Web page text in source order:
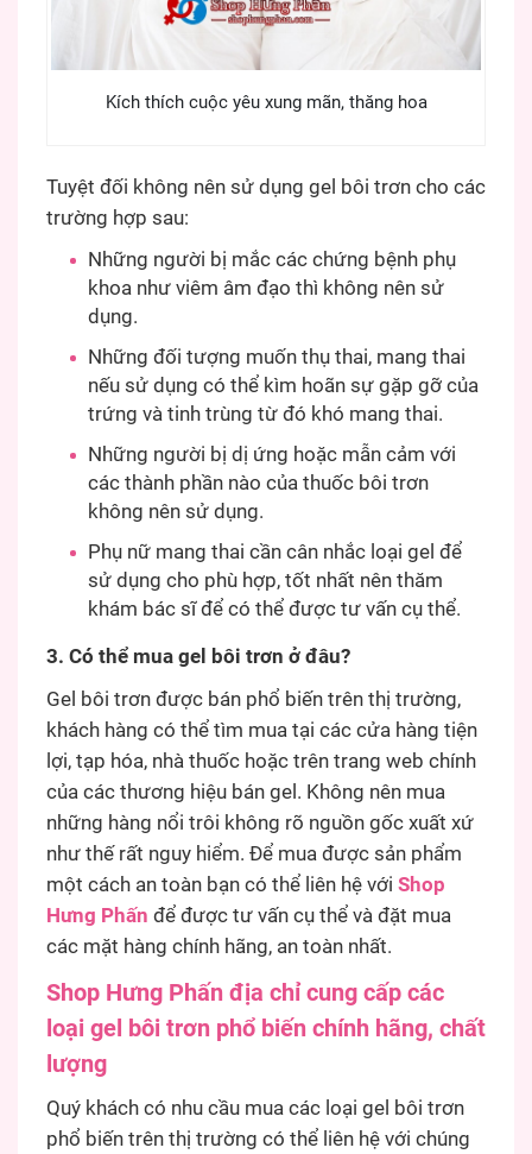
Kích thích cuộc yêu xung mãn, thăng hoa
Tuyệt đối không nên sử dụng gel bôi trơn cho các
trường hợp sau:
Những người bị mắc các chứng bệnh phụ
khoa như viêm âm đạo thì không nên sử
dụng.
Những đối tượng muốn thụ thai, mang thai
nếu sử dụng có thể kìm hoãn sự gặp gỡ của
trứng và tinh trùng từ đó khó mang thai.
Những người bị dị ứng hoặc mẫn cảm với
các thành phần nào của thuốc bôi trơn
không nên sử dụng.
Phụ nữ mang thai cần cân nhắc loại gel để
sử dụng cho phù hợp, tốt nhất nên thăm
khám bác sĩ để có thể được tư vấn cụ thể.
3. Có thể mua gel bôi trơn ở đâu?
Gel bôi trơn được bán phổ biến trên thị trường,
khách hàng có thể tìm mua tại các cửa hàng tiện
lợi, tạp hóa, nhà thuốc hoặc trên trang web chính
của các thương hiệu bán gel. Không nên mua
những hàng nổi trôi không rõ nguồn gốc xuất xứ
như thế rất nguy hiểm. Để mua được sản phẩm
một cách an toàn bạn có thể liên hệ với Shop
Hưng Phấn để được tư vấn cụ thể và đặt mua
các mặt hàng chính hãng, an toàn nhất.
Shop Hưng Phấn địa chỉ cung cấp các
loại gel bôi trơn phổ biến chính hãng, chất
lượng
Quý khách có nhu cầu mua các loại gel bôi trơn
phổ biến trên thị trường có thể liên hệ với chúng